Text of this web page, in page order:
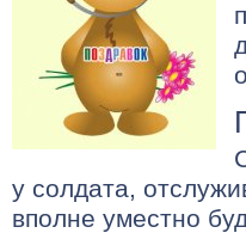
у солдата,
вполне уместно